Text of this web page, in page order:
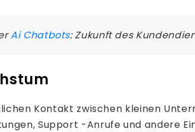
Ai Chatbots: Zukunft des
Kontakt zwischen kleinen
Support -Anrufe und andere